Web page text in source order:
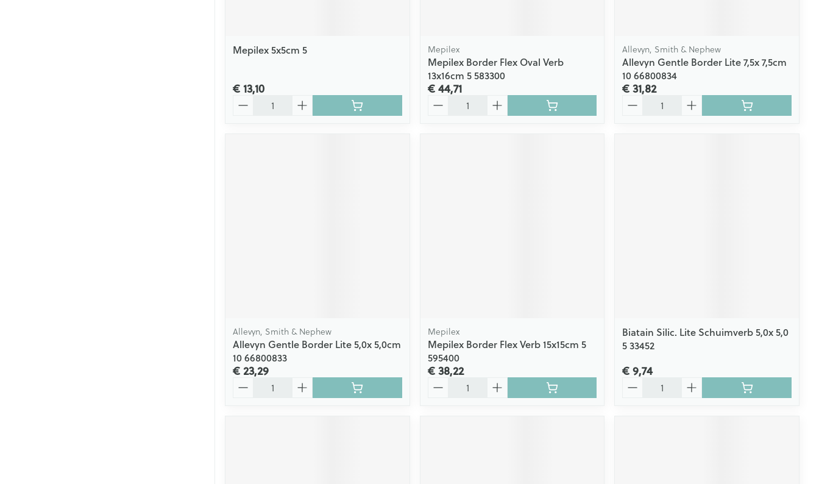
Mepilex 5x5cm 5
€ 13,10
Mepilex
Mepilex Border Flex Oval Verb
13x16cm 5 583300
€ 44,71
Allevyn, Smith & Nephew
Allevyn Gentle Border Lite 7,5x 7,5cm
10 66800834
€ 31,82
Allevyn, Smith & Nephew
Allevyn Gentle Border Lite 5,0x 5,0cm
10 66800833
€ 23,29
Mepilex
Mepilex Border Flex Verb 15x15cm 5
595400
€ 38,22
Biatain Silic. Lite Schuimverb 5,0x 5,0
5 33452
€ 9,74